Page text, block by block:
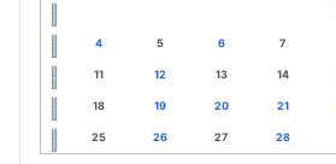
4 5 6 7
11 12 13 14
18 19 20 21
25 26 27 28